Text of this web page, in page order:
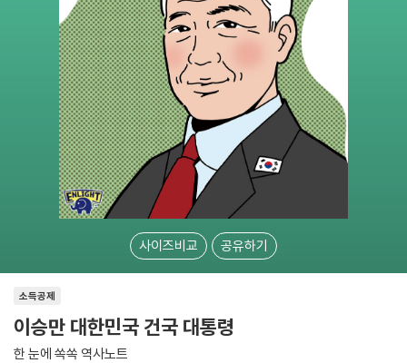
사이즈비교 공유하기
소득공제
이승만 대한민국 건국 대통령
한 눈에 쏙쏙 역사노트